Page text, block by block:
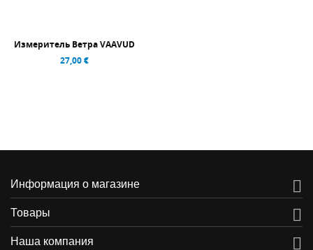
Измеритель Ветра VAAVUD
27,00 €
Информация о магазине 
Товары 
Наша компания 